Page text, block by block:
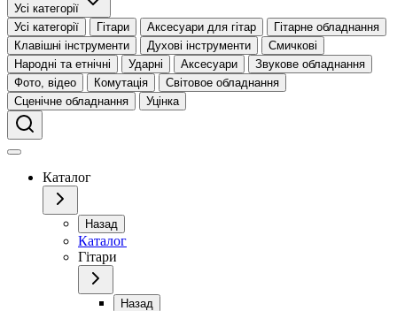
Усі категорії
Усі категорії
Гітари Аксесуари для гітар
Гітарне обладнання
Клавішні інструменти
Духові інструменти
Смичкові
Народні та етнічні
Ударні Аксесуари
Звукове обладнання
Фото, відео
Комутація
Світовое обладнання
Сценічне обладнання
Уцінка
Каталог
Назад
Каталог
Гітари
Назад